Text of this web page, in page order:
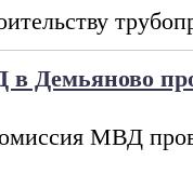
Демьяново
МВД